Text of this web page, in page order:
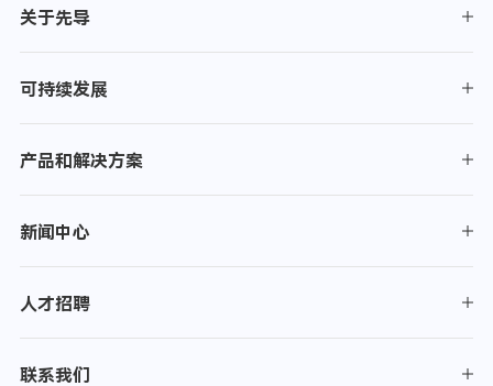
关于先导
可持续发展
产品和解决方案
新闻中心
人才招聘
联系我们